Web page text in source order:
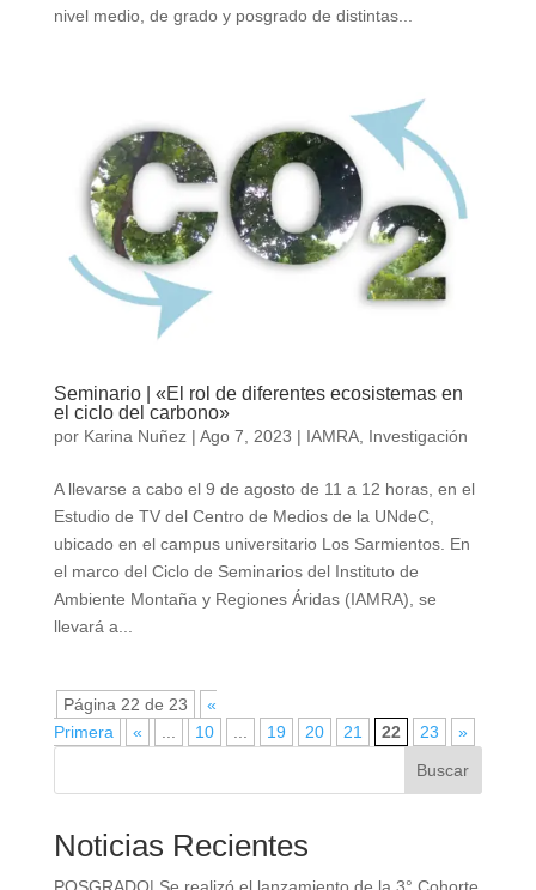
nivel medio, de grado y posgrado de distintas...
Seminario | «El rol de diferentes ecosistemas en
el ciclo del carbono»
por Karina Nuñez| Ago 7, 2023 | IAMRA, Investigación
A llevarse a cabo el 9 de agosto de 11 a 12 horas, en el
Estudio de TV del Centro de Medios de la UNdeC,
ubicado en el campus universitario Los Sarmientos. En
el marco del Ciclo de Seminarios del Instituto de
Ambiente Montaña y Regiones Áridas (IAMRA), se
llevará a...
Página 22 de 23
«
Primera
« ... 10 ... 19 20 21 22 23
»
Buscar
Noticias Recientes